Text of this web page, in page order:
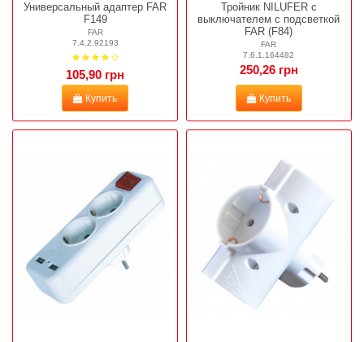
Универсальный адаптер FAR
F149
FAR
7.4.2.92193
105,90 грн
Купить
Тройник NILUFER с
выключателем с подсветкой
FAR (F84)
FAR
7.6.1.164482
250,26 грн
Купить